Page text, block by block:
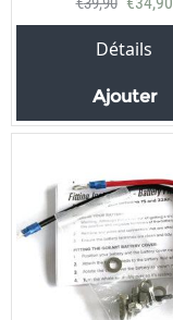
Détails
Ajouter